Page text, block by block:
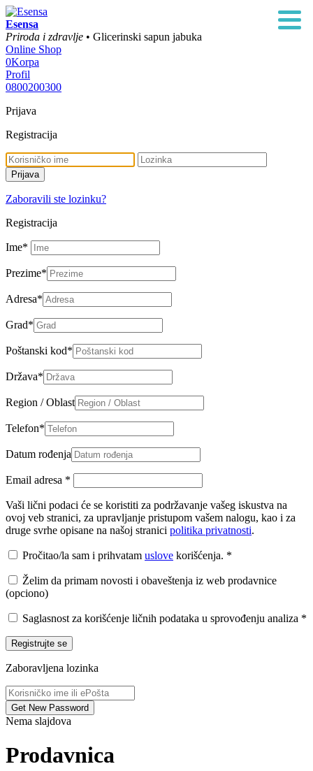
Esensa
Priroda i zdravlje • Glicerinski sapun jabuka
Online Shop
0Korpa
Profil
0800200300
Prijava
Registracija
Zaboravili ste lozinku?
Registracija
Ime*
Prezime*
Adresa*
Grad*
Poštanski kod*
Država*
Region / Oblast
Telefon*
Datum rođenja
Email adresa *
Vaši lični podaci će se koristiti za podržavanje vašeg iskustva na
ovoj veb stranici, za upravljanje pristupom vašem nalogu, kao i za
druge svrhe opisane na našoj stranici politika privatnosti.
Pročitao/la sam i prihvatam uslove korišćenja. *
Želim da primam novosti i obaveštenja iz web prodavnice
(opciono)
Saglasnost za korišćenje ličnih podataka u sprovođenju analiza *
Registrujte se
Zaboravljena lozinka
Nema slajdova
Prodavnica